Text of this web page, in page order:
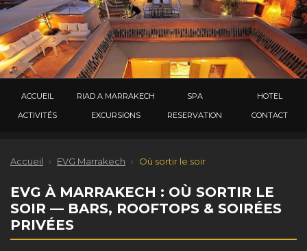
ACCUEIL RIAD A MARRAKECH SPA
HOTEL
ACTIVITÉS
EXCURSIONS RESERVATION CONTACT
Accueil › EVG Marrakech › Où sortir le soir
EVG À MARRAKECH : OÙ SORTIR LE
SOIR — BARS, ROOFTOPS & SOIRÉES
PRIVÉES